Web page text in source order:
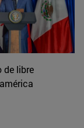
de libre